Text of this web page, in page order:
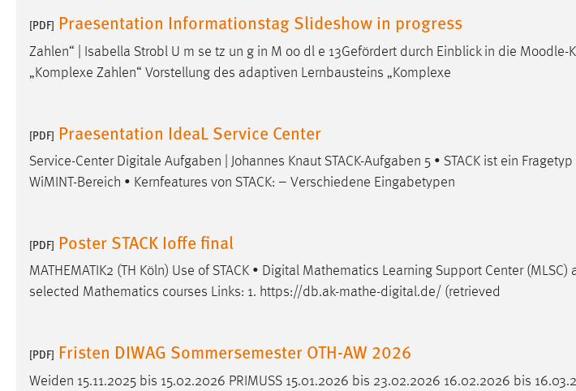
[PDF] Praesentation Informationstag Slideshow in progress
Zahlen“ | Isabella Strobl U m se tz un g in M oo dl e 13Gefördert durch Einblick in die Moodle-
„Komplexe Zahlen“ Vorstellung des adaptiven Lernbausteins „Komplexe
[PDF] Praesentation IdeaL Service Center
Service-Center Digitale Aufgaben | Johannes Knaut STACK-Aufgaben 5 • STACK ist ein Fragetyp
WiMINT-Bereich • Kernfeatures von STACK: – Verschiedene Eingabetypen
[PDF] Poster STACK Ioffe final
MATHEMATIK2 (TH Köln) Use of STACK • Digital Mathematics Learning Support Center (MLSC)
selected Mathematics courses Links: 1. https://db.ak-mathe-digital.de/ (retrieved
[PDF] Fristen DIWAG Sommersemester OTH-AW 2026
Weiden 15.11.2025 bis 15.02.2026 PRIMUSS 15.01.2026 bis 23.02.2026 16.02.2026 bis
MARKETING
Marketing Cookies werden von Drittanbietern
verwendet, um personalisierte Werbung anzuzeigen.
Sie tun dies, indem sie Besucher über Websites
Google Ads
Name: _gcl_au